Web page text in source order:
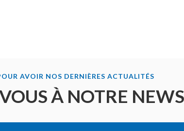
AVOIR NOS DERNIÈRES ACTUALITÉS
À NOTRE